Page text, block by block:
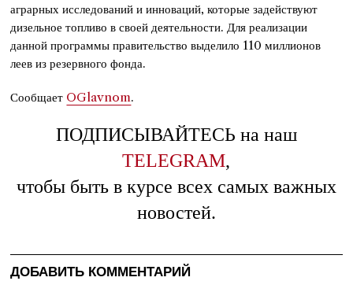
аграрных исследований и инноваций, которые задействуют
дизельное топливо в своей деятельности. Для реализации
данной программы правительство выделило 110 миллионов
леев из резервного фонда.
Сообщает OGlavnom.
ПОДПИСЫВАЙТЕСЬ на наш
TELEGRAM,
чтобы быть в курсе всех самых важных
новостей.
ДОБАВИТЬ КОММЕНТАРИЙ